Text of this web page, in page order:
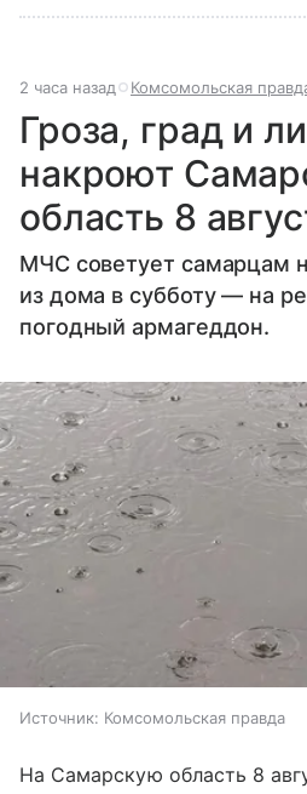
2 часа назад Комсомольская
Гроза, град и
накроют
область 8
МЧС советует самарцам
из дома в субботу — на
погодный армагеддон.
Источник: Комсомольская правда
На Самарскую область 8